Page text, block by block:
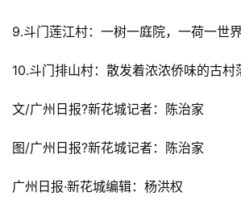
9.斗门莲江村：一树一庭院，一荷一世界
10.斗门排山村：散发着浓浓侨味的古村
文/广州日报?新花城记者：陈治家
图/广州日报?新花城记者：陈治家
广州日报·新花城编辑：杨洪权